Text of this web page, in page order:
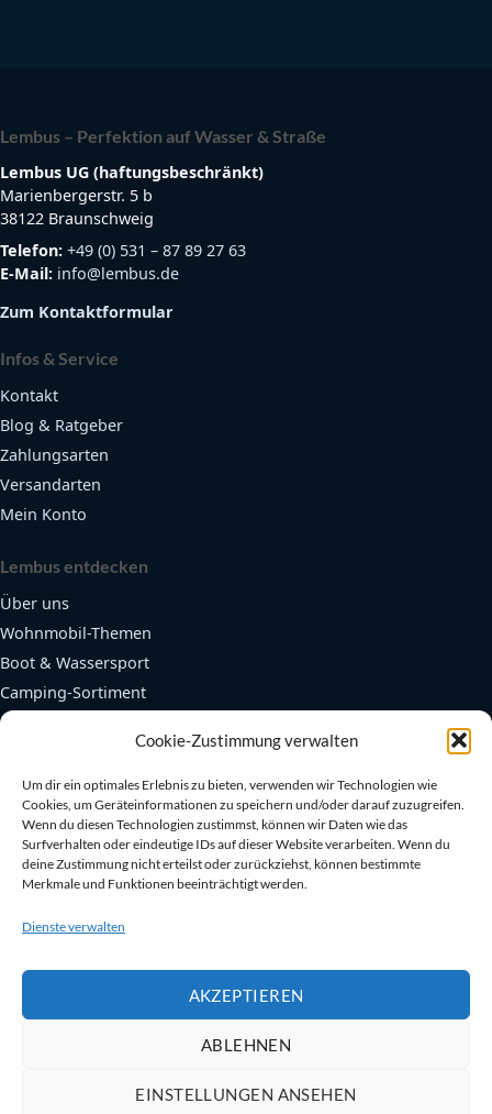
Cookie-Zustimmung verwalten
Um dir ein optimales Erlebnis zu bieten, verwenden wir Technologien wie
Cookies, um Geräteinformationen zu speichern und/oder darauf zuzugreifen.
Wenn du diesen Technologien zustimmst, können wir Daten wie das
Surfverhalten oder eindeutige IDs auf dieser Website verarbeiten. Wenn du
deine Zustimmung nicht erteilst oder zurückziehst, können bestimmte
Merkmale und Funktionen beeinträchtigt werden.
Dienste verwalten
AKZEPTIEREN
ABLEHNEN
EINSTELLUNGEN ANSEHEN
Lembus – Perfektion auf Wasser & Straße
Lembus UG (haftungsbeschränkt)
Marienbergerstr. 5 b
38122 Braunschweig
Telefon: +49 (0) 531 – 87 89 27 63
E-Mail: info@lembus.de
Zum Kontaktformular
Infos & Service
Kontakt
Blog & Ratgeber
Zahlungsarten
Versandarten
Mein Konto
Lembus entdecken
Über uns
Wohnmobil-Themen
Boot & Wassersport
Camping-Sortiment
Fendertex Fender
Autarkie & Elektrik
Kühlen & Heizen
Sanitär & Toiletten
Bootszubehör
Lembus UG – Camping & Boot mit Herz.
| Widerruf |Cookies|Datenschutz